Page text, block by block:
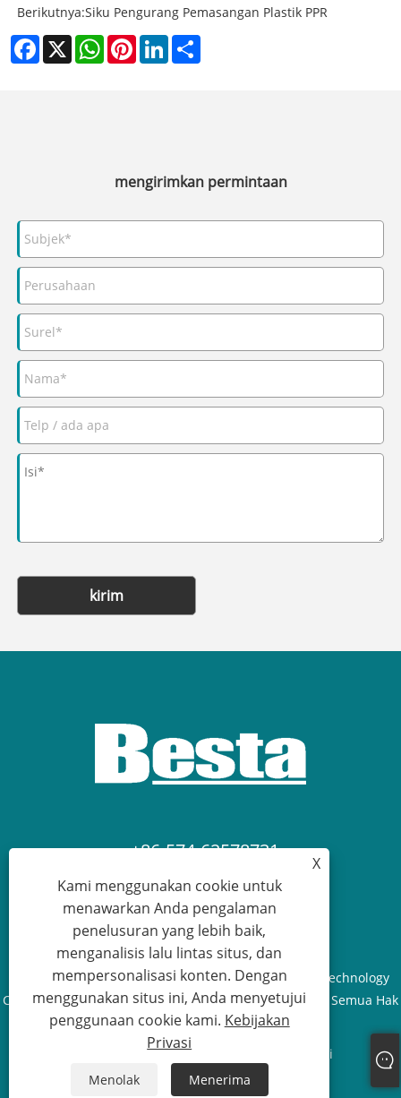
Berikutnya:Siku Pengurang Pemasangan Plastik PPR
Facebook
X WhatsAppPinterestLinkedIn
mengirimkan permintaan
kirim
+86-574-62578731
devy@albestahk.com
Hak Cipta © 2022 Ningbo Ouding Building Material Technology
Co., Ltd. - Pipa PPR, Pemasangan PPR, Cetakan Injeksi - Semua Hak
Dilindungi Undang-Undang
Sitemap RSS Kebijakan Privasi
X
Kami menggunakan cookie untuk
menawarkan Anda pengalaman
penelusuran yang lebih baik,
menganalisis lalu lintas situs, dan
mempersonalisasi konten. Dengan
menggunakan situs ini, Anda menyetujui
penggunaan cookie kami. Kebijakan
Privasi
Menolak Menerima